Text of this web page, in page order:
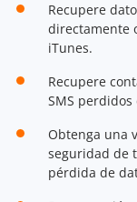
Recupere
directamente
iTunes.
Recupere
SMS
Obtenga una
seguridad de
pérdida de